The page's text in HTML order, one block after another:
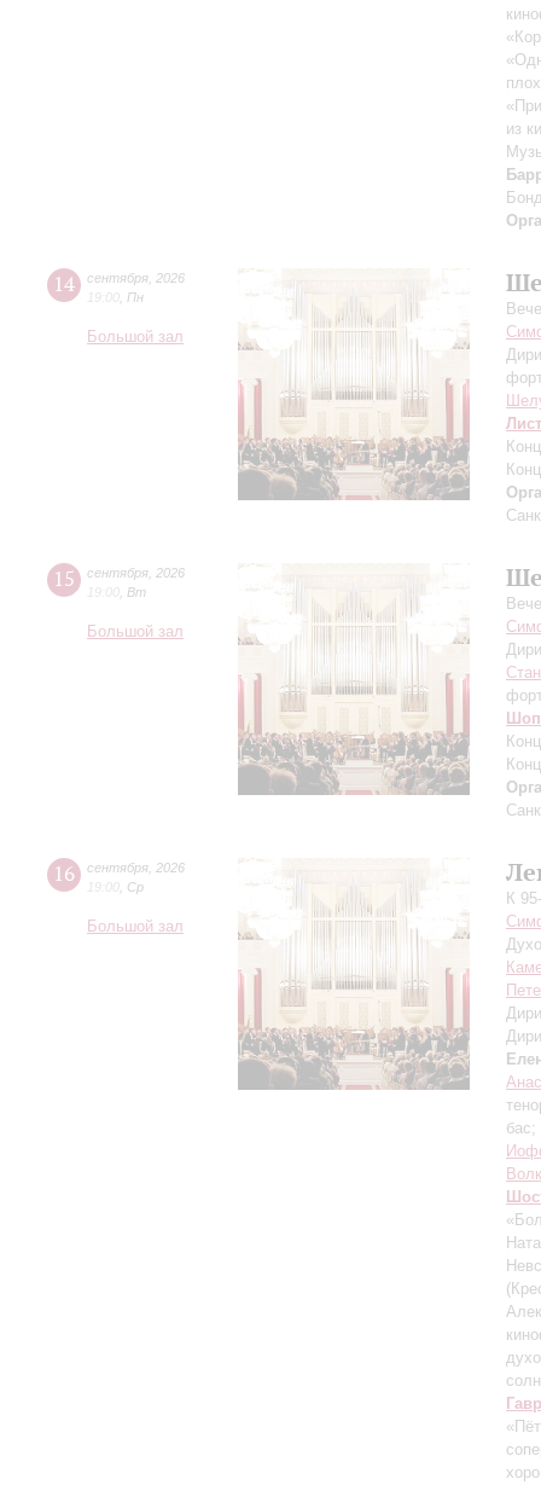
из
14 сентября 2026
19:00 Пн
Большой зал
Лист
15 сентября 2026
19:00 Вт
Большой зал
16 сентября 2026
19:00 Ср
Большой зал
К
бас;